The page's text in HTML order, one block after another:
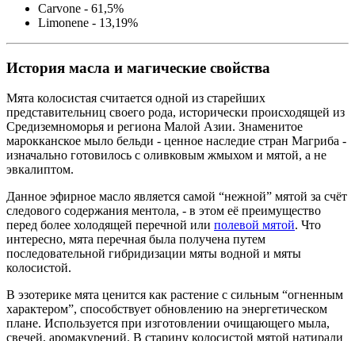
Carvone - 61,5%
Limonene - 13,19%
История масла и магические свойства
Мята колосистая считается одной из старейших
представительниц своего рода, исторически происходящей из
Средиземноморья и региона Малой Азии. Знаменитое
марокканское мыло бельди - ценное наследие стран Магриба -
изначально готовилось с оливковым жмыхом и мятой, а не
эвкалиптом.
Данное эфирное масло является самой “нежной” мятой за счёт
следового содержания ментола, - в этом её преимущество
перед более холодящей перечной или полевой мятой. Что
интересно, мята перечная была получена путем
последовательной гибридизации мяты водной и мяты
колосистой.
В эзотерике мята ценится как растение с сильным “огненным
характером”, способствует обновлению на энергетическом
плане. Используется при изготовлении очищающего мыла,
свечей, аромакурений. В старину колосистой мятой натирали